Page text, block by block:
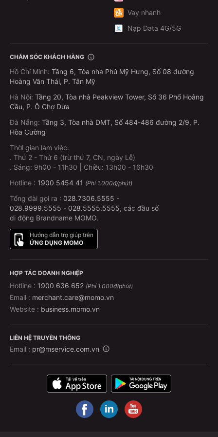
Chỉ cần điện thoại có kết nối internet, bạn có thể đặt vé
Tìm kiếm từ khóa “Vé xe khách” trên thanh tìm kiếm
Hoặc vào mục “Du lịch - Đi lại” và chọn “Vé xe khách”
Ngoài ra, bạn có thểmua vé xe khách
website MoMo
Bước 2: Nhập thông tin hành trình
Chọn điểm đi, điểm đến, ngày đi, số ghế,…
Bước 3: Xác nhận và thanh toán
Kiểm tra lại thông tin
Thanh toán trực tiếp trên app MoMo chỉ trong vài
giây
Không cần xếp hàng – Không lo hết vé – Có vé ngay
trên điện thoại!
Tôi có thể hủy hoặc đổi vé không?
Để đảm bảo quyền lợi của quý khách, chính sách
hoàn/huỷ vé được cập nhật đầy đủ và chi tiết ngay trên
VàoChuyến xe đã chọn
Nhấn vào mục “Thông tin nhà xe”
Chọn tiếp “ Chính sách huỷ vé” để xem chi tiết
Trong trường hợp cần hỗ trợ nhanh chóng, vui lòng liên
hệ trực tiếp tổng đài chăm sóc khách hàng MoMo
Vay nhanh
Nạp Data 4G/5G
CHĂM SÓC KHÁCH HÀNG
Hồ Chí Minh: Tầng 6, Tòa nhà Phú Mỹ Hưng, Số 08 đường
Hoàng Văn Thái, P. Tân Mỹ
Hà Nội: Tầng 20, Tòa nhà Peakview Tower, Số 36 Phố Hoàng
Cầu, P. Ô Chợ Dừa
Đà Nẵng: Tầng 3, Tòa nhà DMT, Số 484-486 đường 2/9, P.
Hòa Cường
Thời gian làm việc:
. Thứ 2 - Thứ 6 (trừ thứ 7, CN, ngày Lễ)
. Sáng: 9h00 - 11h30 | Chiều: 13h00 - 16h30
Hotline : 1900 5454 41 (Phí 1.000đ/phút)
Tổng đài gọi ra : 028.7306.5555 -
028.9999.5555 - 028.5555.5555, các đầu số
di động Brandname MOMO.
Hướng dẫn trợ giúp trên
ỨNG DỤNG MOMO
HỢP TÁC DOANH NGHIỆP
Hotline : 1900 636 652 (Phí 1.000đ/phút)
Email : merchant.care@momo.vn
Website : business.momo.vn
LIÊN HỆ TRUYỀN THÔNG
Email : pr@mservice.com.vn